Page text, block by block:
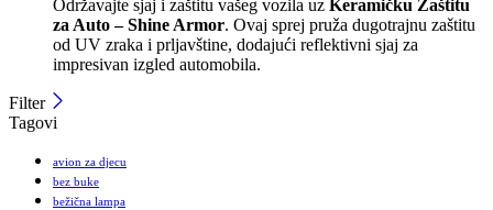
Održavajte sjaj i zaštitu vašeg vozila uz Keramičku Zaštitu
za Auto – Shine Armor. Ovaj sprej pruža dugotrajnu zaštitu
od UV zraka i prljavštine, dodajući reflektivni sjaj za
impresivan izgled automobila.
Filter
Tagovi
avion za djecu
bez buke
bežična lampa